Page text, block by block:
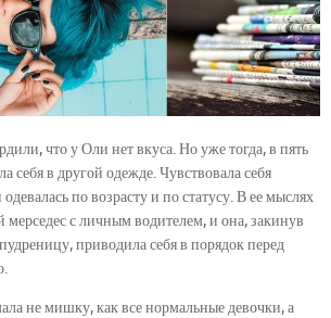
что у Оли нет вкуса. Но уже тогда, в пять
себя в другой одежде. Чувствовала себя
по возрасту и по статусу. В ее мыслях
мерседес с личным водителем, и она, закинув
приводила себя в порядок перед
не мишку, как все нормальные девочки, а